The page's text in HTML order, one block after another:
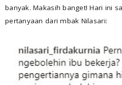
banyak. Makasih banget! Hari ini
pertanyaan dari mbak Nilasari: